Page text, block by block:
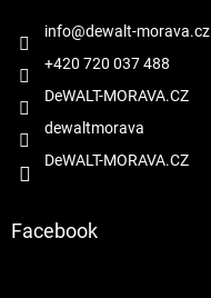
info@dewalt-morava.cz
+420 720 037 488
DeWALT-MORAVA.CZ
dewaltmorava
DeWALT-MORAVA.CZ
Facebook